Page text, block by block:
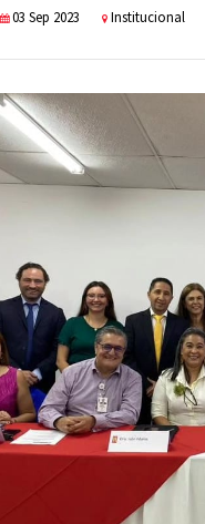
03 Sep 2023 Institucional